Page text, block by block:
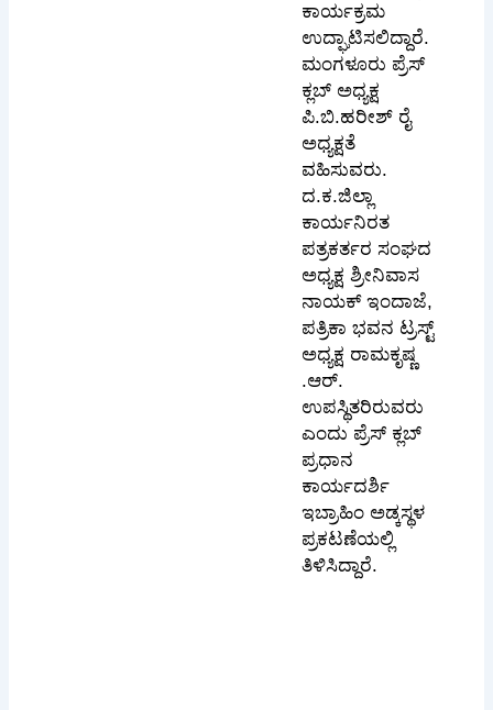
ಕಾರ್ಯಕ್ರಮ
ಉದ್ಘಾಟಿಸಲಿದ್ದಾರೆ.
ಮಂಗಳೂರು ಪ್ರೆಸ್
ಕ್ಲಬ್ ಅಧ್ಯಕ್ಷ
ಪಿ.ಬಿ.ಹರೀಶ್ ರೈ
ಅಧ್ಯಕ್ಷತೆ
ವಹಿಸುವರು.
ದ.ಕ.ಜಿಲ್ಲಾ
ಕಾರ್ಯನಿರತ
ಪತ್ರಕರ್ತರ ಸಂಘದ
ಅಧ್ಯಕ್ಷ ಶ್ರೀನಿವಾಸ
ನಾಯಕ್ ಇಂದಾಜೆ,
ಪತ್ರಿಕಾ ಭವನ ಟ್ರಸ್ಟ್
ಅಧ್ಯಕ್ಷ ರಾಮಕೃಷ್ಣ
.ಆರ್.
ಉಪಸ್ಥಿತರಿರುವರು
ಎಂದು ಪ್ರೆಸ್ ಕ್ಲಬ್
ಪ್ರಧಾನ
ಕಾರ್ಯದರ್ಶಿ
ಇಬ್ರಾಹಿಂ ಅಡ್ಕಸ್ಥಳ
ಪ್ರಕಟಣೆಯಲ್ಲಿ
ತಿಳಿಸಿದ್ದಾರೆ.